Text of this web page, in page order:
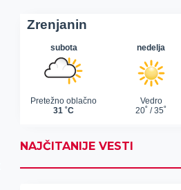
NAJČITANIJE VESTI